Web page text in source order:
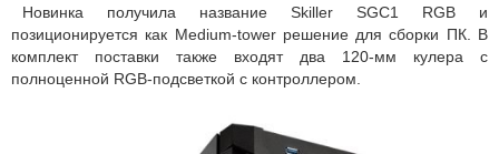
Новинка получила название Skiller SGC1 RGB и
позиционируется как Medium-tower решение для сборки ПК. В
комплект поставки также входят два 120-мм кулера с
полноценной RGB-подсветкой с контроллером.